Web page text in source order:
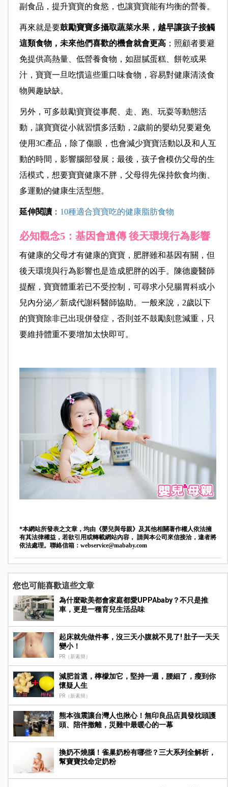
副食品，提升寶寶的食慾，也讓寶寶能有均衡的營養。
再來就是要鼓勵寶寶多攝取蔬菜水果，越早讓孩子接觸
這類食物，未來他們喜歡的機會就會更高；照顧者要避
免提供高熱量、低營養食物，如甜膩蛋糕、餅乾或果
汁，寶寶一旦吃慣這些重口味食物，容易對健康清淡食
物興趣缺缺。
另外，可多鼓勵寶寶從事爬、走、跑、玩耍等動態活
動，讓寶寶從小就習慣多活動，2歲前的嬰幼兒要避免
使用3C產品，除了傷眼，也會減少寶寶活動以及和人互
動的時間，影響腦部發展；最後，孩子會模仿父母的生
活模式，想要寶寶健康不胖，父母得先保持飲食均衡、
多運動的健康生活型態。
延伸閱讀： 10種適合寶寶吃的健康脂肪食物
必知觀念5：基因會遺傳 後天環境行為影響
有健康的父母才有健康的寶寶，肥胖雖和基因有關，但
後天環境與行為影響也是造成肥胖的凶手。陳德慶醫師
提醒，寶寶體重若已不受控制，可尋求小兒腸胃科或小
兒內分泌／新成代謝科醫師協助。一般來說，2歲以下
的寶寶除非已出現併發症，否則並不鼓勵刻意減重，只
要維持體重不要增加太快即可。
*本網站所發表之文章，均由《嬰兒與母親》及其他相關著作權人依法擁
有其法律權益，若欲引用或轉載網站內容， 請與本公司來信接洽，違者將
依法處理。聯絡信箱： webservice@mababy.com
您也可能喜歡這些文章
為什麼歐美都會家庭都愛UPPAbaby？不只是推
車，更是一種育兒生活品味
起床就先做件事，沒三天小腹就不見了! 肚子一天天
變小！
PR（新素簡）
減肥首選，檸檬加它，堅持一週，腰細了，瘦到你
懷疑人生
PR（新素簡）
熊本強震讓台灣人也揪心！無印良品店員發枕頭護
頭、陪伴撤離，災難中最暖心的一幕
換奶不燒腦！雀巢奶粉有哪些？三大系列全解析，
幫寶寶找命定奶粉